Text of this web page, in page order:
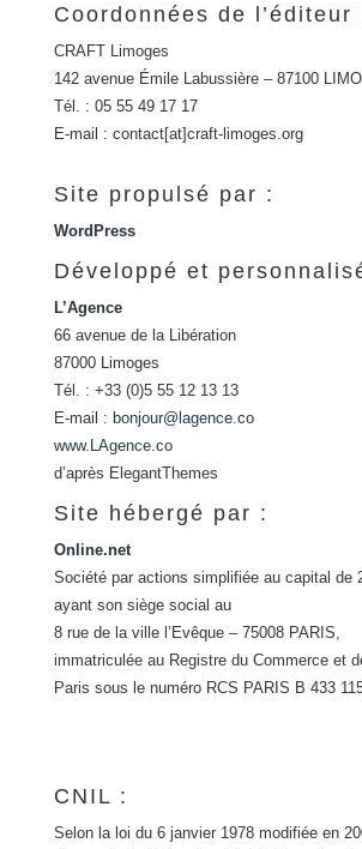
Coordonnées de l’éditeur
CRAFT Limoges
142 avenue Émile Labussière – 87100
Tél. : 05 55 49 17 17
E-mail : contact[at]craft-limoges.org
Site propulsé par :
WordPress
Développé et
L’Agence
66 avenue de la Libération
87000 Limoges
Tél. : +33 (0)5 55 12 13 13
E-mail : bonjour@lagence.co
www.LAgence.co
d’après ElegantThemes
Site hébergé par :
Online.net
Société par actions simplifiée au capital de
ayant son siège social au
8 rue de la ville l’Evêque – 75008 PARIS,
immatriculée au Registre du Commerce et
Paris sous le numéro RCS PARIS B 433
CNIL :
Selon la loi du 6 janvier 1978 modifiée en